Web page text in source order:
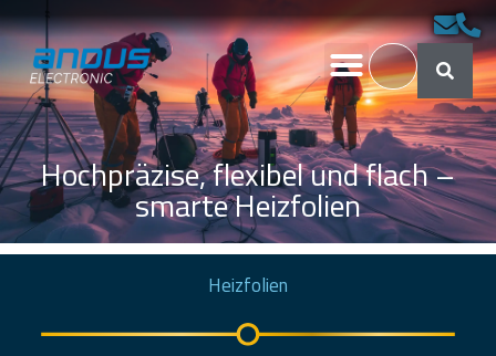
Hochpräzise, flexibel und flach –
smarte Heizfolien
Heizfolien